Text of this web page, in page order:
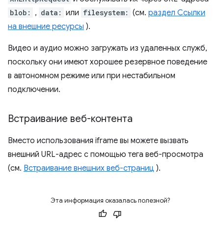
blob: , data: или filesystem: (см. раздел Ссылки
на внешние ресурсы ).
Видео и аудио можно загружать из удаленных служб,
поскольку они имеют хорошее резервное поведение
в автономном режиме или при нестабильном
подключении.
Встраивание веб-контента
Вместо использования iframe вы можете вызвать
внешний URL-адрес с помощью тега веб-просмотра
(см. Встраивание внешних веб-страниц ).
Эта информация оказалась полезной?